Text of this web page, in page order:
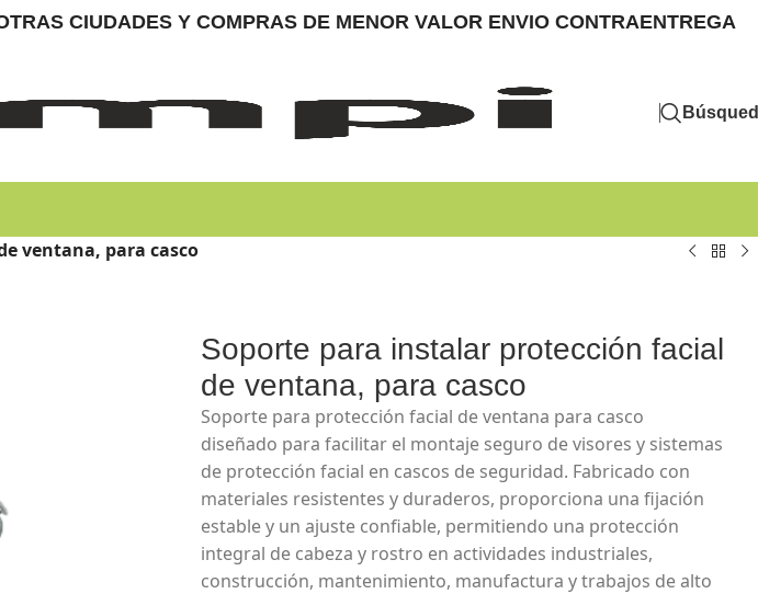
CIUDADES Y COMPRAS DE MENOR VALOR ENVIO CONTRAENTREGA
ventana, para casco
Soporte para instalar protección facial
de ventana, para casco
Soporte para protección facial de ventana para casco
diseñado para facilitar el montaje seguro de visores y sistemas
de protección facial en cascos de seguridad. Fabricado con
materiales resistentes y duraderos, proporciona una fijación
estable y un ajuste confiable, permitiendo una protección
integral de cabeza y rostro en actividades industriales,
construcción, mantenimiento, manufactura y trabajos de alto